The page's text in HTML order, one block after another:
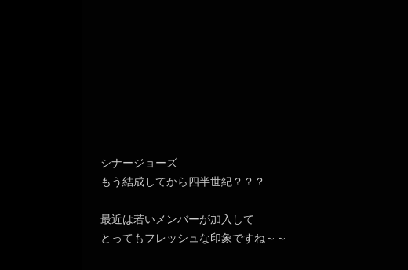
シナージョーズ
もう結成してから四半世紀？？？
最近は若いメンバーが加入して
とってもフレッシュな印象ですね～～